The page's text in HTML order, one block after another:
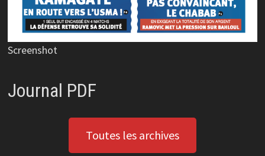
Screenshot
Journal PDF
Toutes les archives